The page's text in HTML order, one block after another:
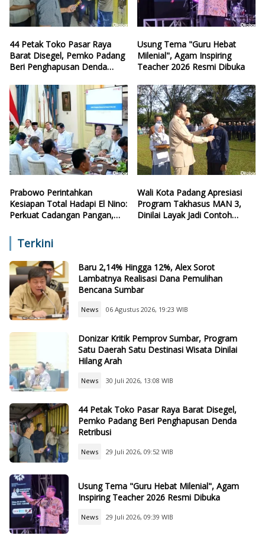
44 Petak Toko Pasar Raya
Barat Disegel, Pemko Padang
Beri Penghapusan Denda
Usung Tema "Guru Hebat
Milenial", Agam Inspiring
Teacher 2026 Resmi Dibuka
Prabowo Perintahkan
Kesiapan Total Hadapi El Nino:
Perkuat Cadangan Pangan,
Wali Kota Padang Apresiasi
Program Takhasus MAN 3,
Dinilai Layak Jadi Contoh
Terkini
Baru 2,14% Hingga 12%, Alex Sorot
Lambatnya Realisasi Dana Pemulihan
Bencana Sumbar
News 06 Agustus 2026, 19:23 WIB
Donizar Kritik Pemprov Sumbar, Program
Satu Daerah Satu Destinasi Wisata Dinilai
Hilang Arah
News 30 Juli 2026, 13:08 WIB
44 Petak Toko Pasar Raya Barat Disegel,
Pemko Padang Beri Penghapusan Denda
Retribusi
News 29 Juli 2026, 09:52 WIB
Usung Tema "Guru Hebat Milenial", Agam
Inspiring Teacher 2026 Resmi Dibuka
News 29 Juli 2026, 09:39 WIB